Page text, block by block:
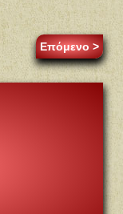
Επόμενο >